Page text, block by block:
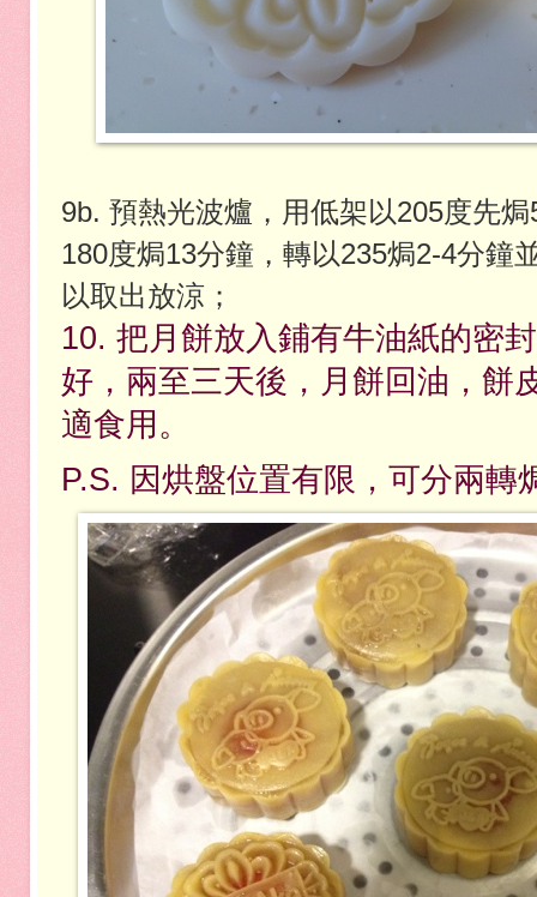
9b. 預熱光波爐，用低架以205度先
180度焗13分鐘，轉以235焗2-4分鐘
以取出放涼；
10. 把月餅放入鋪有牛油紙的密
好，兩至三天後，月餅回油，餅
適食用。
P.S. 因烘盤位置有限，可分兩轉